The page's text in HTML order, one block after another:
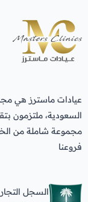
عيادات ماسترز هي
السعودية، ملتزمون
مجموعة شاملة من
فروعنا
السجل